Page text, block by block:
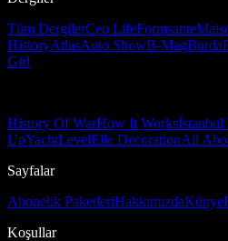
Tüm DergilerCeo LifeFormsante
HistoryAtlasAuto ShowB-MagBurda
Girl
History Of WarHow It Works
UpYachtLevelElle DecorationAll
Sayfalar
Abonelik PaketleriHakkımızdaKünye
Koşullar